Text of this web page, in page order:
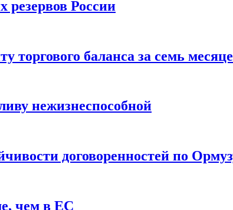
России
баланса за семь
нежизнеспособной
договоренностей по
чем в ЕС